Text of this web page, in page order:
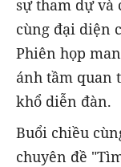
sự tham dự và
cùng đại diện
Phiên họp
ánh tầm quan
khổ diễn đàn.
Buổi chiều
chuyên đề